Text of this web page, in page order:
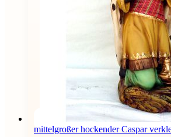
mittelgroßer hockender Caspar